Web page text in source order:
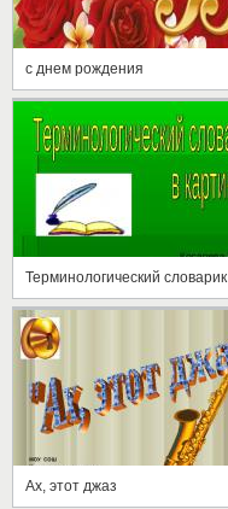
с днем рождения
Ах, этот джаз